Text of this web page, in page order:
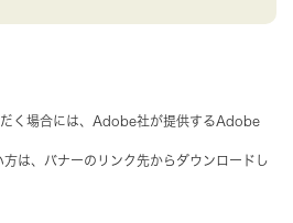
だく場合には、Adobe社が提供するAdobe
は、バナーのリンク先からダウンロードし